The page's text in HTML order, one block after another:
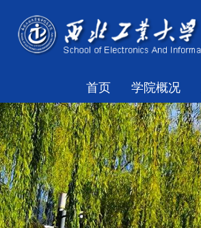
首页 学院概况